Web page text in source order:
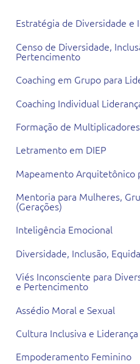
Estratégia de Diversidade e
Censo de Diversidade,
Pertencimento
Coaching em Grupo para
Coaching Individual
Formação de
Letramento em DIEP
Mapeamento Arquitetônico
Mentoria para Mulheres,
(Gerações)
Inteligência Emocional
Diversidade, Inclusão,
Viés Inconsciente para
e Pertencimento
Assédio Moral e Sexual
Cultura Inclusiva e
Empoderamento Feminino